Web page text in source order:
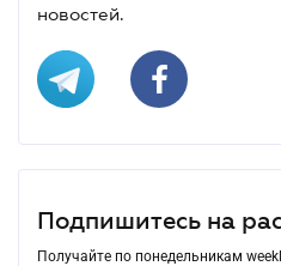
новостей.
Подпишитесь на
Получайте по понедельникам